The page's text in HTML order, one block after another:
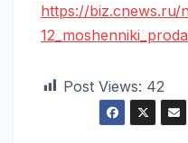
https://
Post Views: 42